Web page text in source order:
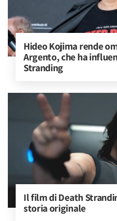
Hideo Kojima rende
Argento, che ha
Stranding
Il film di Death
storia originale